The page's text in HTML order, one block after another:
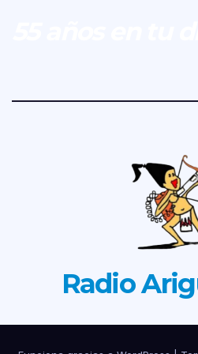
Radio